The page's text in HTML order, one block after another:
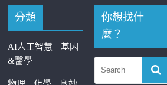
分類
AI人工智慧
基因
&醫學
你想找什
麼？